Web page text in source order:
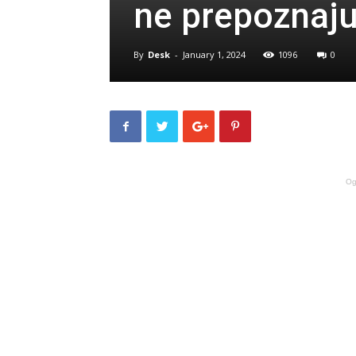
ne
By Desk - January 1, 2024 1096 0